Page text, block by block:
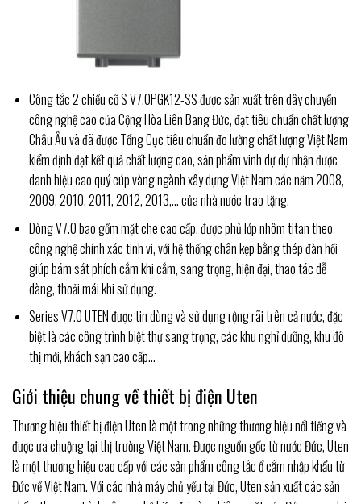
Công tắc 2 chiều cỡ S V7.0PGK12-SS được sản xuất trên dây chuyền
công nghệ cao của Cộng Hòa Liên Bang Đức, đạt tiêu chuẩn chất lượng
Châu Âu và đã được Tổng Cục tiêu chuẩn đo lường chất lượng Việt Nam
kiểm định đạt kết quả chất lượng cao, sản phẩm vinh dự dự nhận được
danh hiệu cao quý cúp vàng ngành xây dựng Việt Nam các năm 2008,
2009, 2010, 2011, 2012, 2013,… của nhà nước trao tặng.
Dòng V7.0 bao gồmmặt che cao cấp, được phủ lớp nhôm titan theo
công nghệ chính xác tinh vi, với hệ thống chân kẹp bằng thép đàn hồi
giúp bám sát phích cắm khi cắm, sang trọng, hiện đại, thao tác dễ
dàng, thoải mái khi sử dụng.
Series V7.0 UTEN được tin dùng và sử dụng rộng rãi trên cả nước, đặc
biệt là các công trình biệt thự sang trọng, các khu nghỉ dưỡng, khu đô
thị mới, khách sạn cao cấp…
Giới thiệu chung về thiết bị điện Uten
Thương hiệu thiết bị điện Uten là một trong những thương hiệu nổi tiếng và
được ưa chuộng tại thị trường Việt Nam. Được nguồn gốc từ nước Đức, Uten
là một thương hiệu cao cấp với các sản phẩm công tắc ổ cắm nhập khẩu từ
Đức về Việt Nam. Với các nhà máy chủ yếu tại Đức, Uten sản xuất các sản